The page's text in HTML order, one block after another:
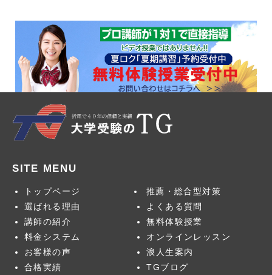
お問合せ
卒業生のメッセー
SITE MENU
トップページ
選ばれる理由
講師の紹介
料金システム
お客様の声
合格実績
推薦・総合型対策
よくある質問
無料体験授業
オンラインレッスン
浪人生案内
TGブログ